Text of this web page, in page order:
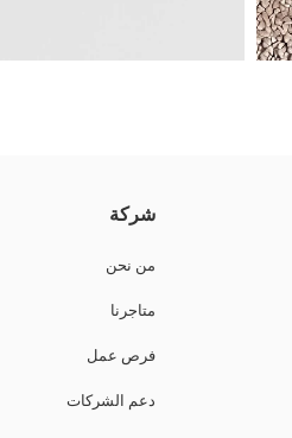
شركة
من نحن
متاجرنا
فرص عمل
دعم الشركات